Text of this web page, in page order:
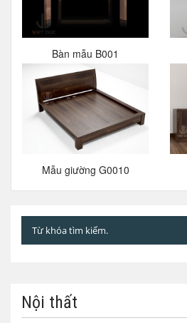
Bàn mẫu B001
Mẫu giường G0010
Nội thất